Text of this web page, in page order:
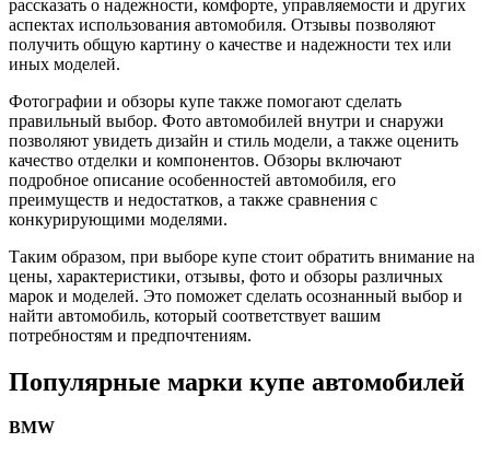
рассказать о надежности, комфорте, управляемости и других
аспектах использования автомобиля. Отзывы позволяют
получить общую картину о качестве и надежности тех или
иных моделей.
Фотографии и обзоры купе также помогают сделать
правильный выбор. Фото автомобилей внутри и снаружи
позволяют увидеть дизайн и стиль модели, а также оценить
качество отделки и компонентов. Обзоры включают
подробное описание особенностей автомобиля, его
преимуществ и недостатков, а также сравнения с
конкурирующими моделями.
Таким образом, при выборе купе стоит обратить внимание на
цены, характеристики, отзывы, фото и обзоры различных
марок и моделей. Это поможет сделать осознанный выбор и
найти автомобиль, который соответствует вашим
потребностям и предпочтениям.
Популярные марки купе автомобилей
BMW